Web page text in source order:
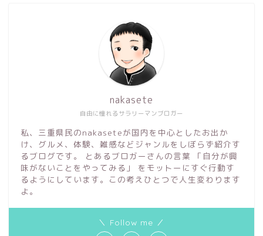
自由に憧れるサラリーマンブロガー
nakasete
私、三重県民のnakaseteが国内を中心としたお出か
け、グルメ、体験、雑感などジャンルをしぼらず紹介す
るブログです。 とあるブロガーさんの言葉 「自分が興
味がないことをやってみる」 をモットーにすぐ行動す
るようにしています。この考えひとつで人生変わります
よ。
＼ Follow me ／